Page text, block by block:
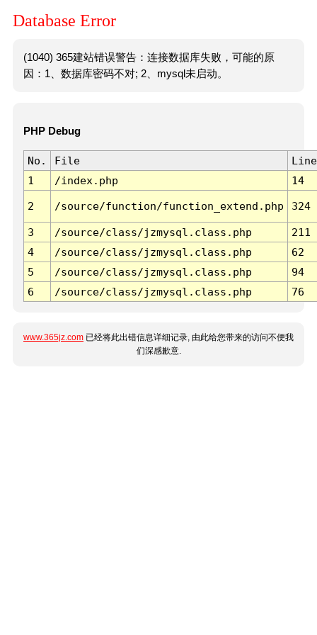
Database Error
(1040) 365建站错误警告：连接数据库失败，可能的原
因：1、数据库密码不对; 2、mysql未启动。
PHP Debug
No. File
Line
1
/index.php 14
2 /source/function/function_extend.php 324
3 /source/class/jzmysql.class.php
211
4
/source/class/jzmysql.class.php
62
5
/source/class/jzmysql.class.php
94
6
/source/class/jzmysql.class.php 76
www.365jz.com 已经将此出错信息详细记录, 由此给您带来的访问不便我
们深感歉意.